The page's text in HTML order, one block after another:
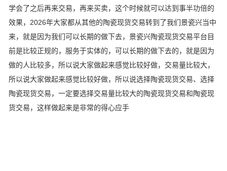
学会了之后再来交易，再来买卖，这个时候就可以达到事半功倍的
效果，2026年大家都从其他的陶瓷现货交易转到了我们景瓷兴当中
来，就是因为我们可以长期的做下去，景瓷兴陶瓷现货交易平台目
前是比较正规的，服务于实体的，可以长期的做下去的，就是因为
做的人比较多，所以说大家做起来感觉比较好做，交易量比较大，
所以说大家做起来感觉比较好做，所以说选择陶瓷现货交易、选择
陶瓷现货交易，一定要选择交易量比较大的陶瓷现货交易和陶瓷现
货交易，这样做起来是非常的得心应手